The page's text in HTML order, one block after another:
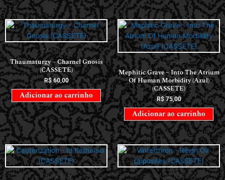
CASSETES
Thaumaturgy – Charnel Gnosis
(CASSETE)
R$60,00
Adicionar ao carrinho
CASSETES
Mephitic Grave – Into The Atrium
Of Human Morbidity (Azul)
(CASSETE)
R$75,00
Adicionar ao carrinho
CASSETES CASSETES